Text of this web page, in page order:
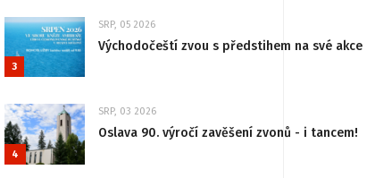
3
SRP, 05 2026
Východočeští zvou s předstihem na své akce
4
SRP, 03 2026
Oslava 90. výročí zavěšení zvonů - i tancem!